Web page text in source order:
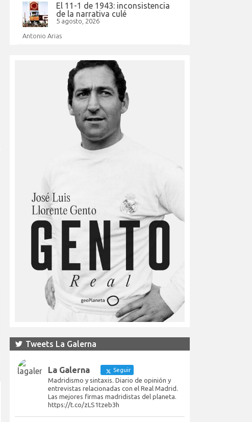
El 11-1 de 1943: inconsistencia
de la narrativa culé
5 agosto, 2026
Antonio Arias
Tweets La Galerna
La Galerna Seguir
Madridismo y sintaxis. Diario de opinión y
entrevistas relacionadas con el Real Madrid.
Las mejores firmas madridistas del planeta.
https://t.co/zLS1tzeb3h